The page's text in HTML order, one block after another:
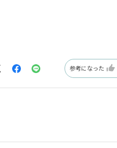
参考になった